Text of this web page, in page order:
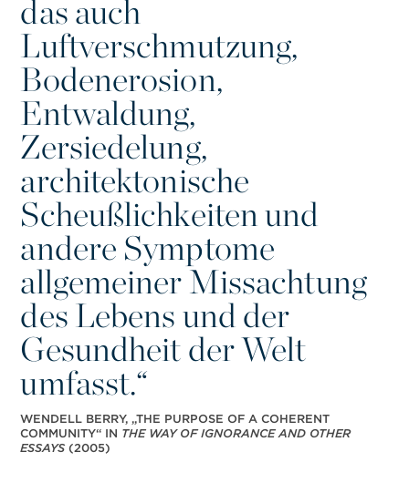
das auch
Luftverschmutzung,
Bodenerosion,
Entwaldung,
Zersiedelung,
architektonische
Scheußlichkeiten und
andere Symptome
allgemeiner Missachtung
des Lebens und der
Gesundheit der Welt
umfasst.“
WENDELL BERRY, „THE PURPOSE OF A COHERENT
COMMUNITY“ IN THE WAY OF IGNORANCE AND OTHER
ESSAYS(2005)